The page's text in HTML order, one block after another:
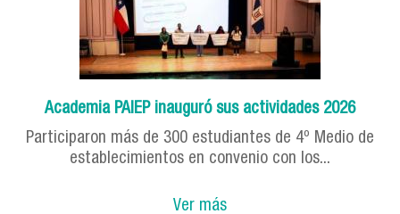
Academia PAIEP inauguró sus actividades 2026
Participaron más de 300 estudiantes de 4º Medio de
establecimientos en convenio con los...
Ver más